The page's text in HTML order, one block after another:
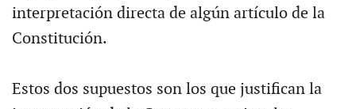
interpretación directa de algún artículo de la
Constitución.
Estos dos supuestos son los que justifican la